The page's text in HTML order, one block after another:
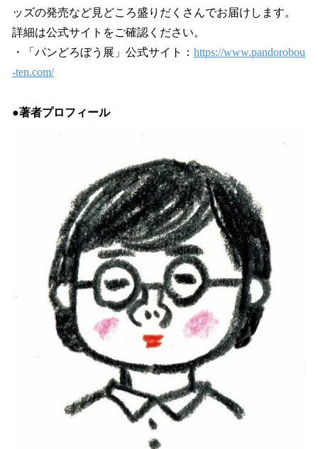
ッズの発売など見どころ盛りだくさんでお届けします。
詳細は公式サイトをご確認ください。
・「パンどろぼう展」公式サイト： https://www.pandorobou
-ten.com/
●著者プロフィール